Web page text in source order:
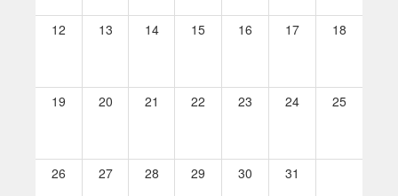
12 13 14 15 16 17 18
19 20 21 22 23 24 25
26 27 28 29 30 31